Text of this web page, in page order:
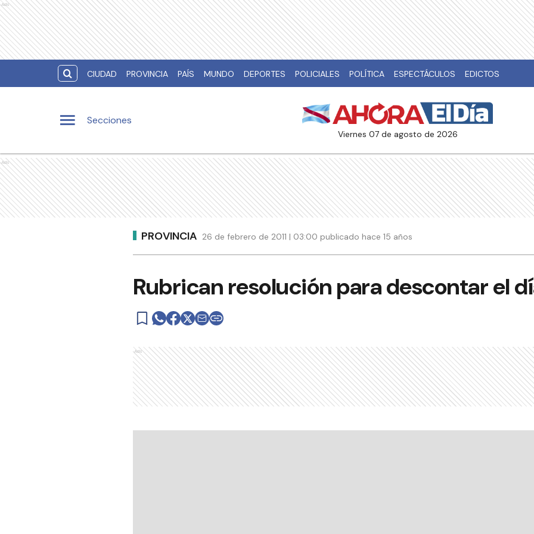
Ads
CIUDAD PROVINCIA PAÍS MUNDO DEPORTES POLICIALES POLÍTICA ESPECTÁCULOS EDICTOS
Secciones
viernes 07 de agosto de 2026
Ads
PROVINCIA 26 de febrero de 2011 | 03:00 publicado hace 15 años
Rubrican resolución para descontar el
Ads